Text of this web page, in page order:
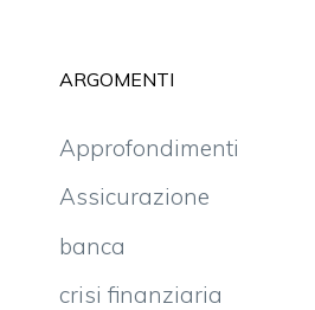
ARGOMENTI
Approfondimenti
Assicurazione
banca
crisi finanziaria